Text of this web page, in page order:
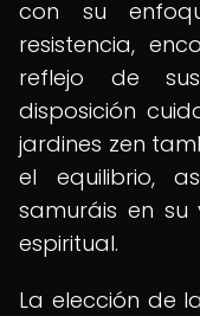
con su
resistencia,
reflejo de
disposición
jardines zen
el equilibrio,
samuráis en
espiritual.
La elección de